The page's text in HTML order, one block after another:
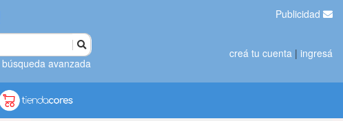
búsqueda avanzada
Publicidad
creá tu cuenta | ingresá